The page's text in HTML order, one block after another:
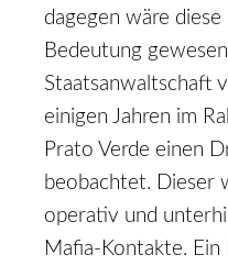
dagegen wäre
Bedeutung
Staatsanwaltschaft
einigen Jahren im
Prato Verde einen
beobachtet. Dieser
operativ und
Mafia-Kontakte.